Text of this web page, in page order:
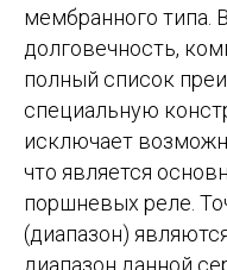
мембранного типа.
долговечность,
полный список
специальную
исключает
что является
поршневых реле.
(диапазон)
диапазон данной